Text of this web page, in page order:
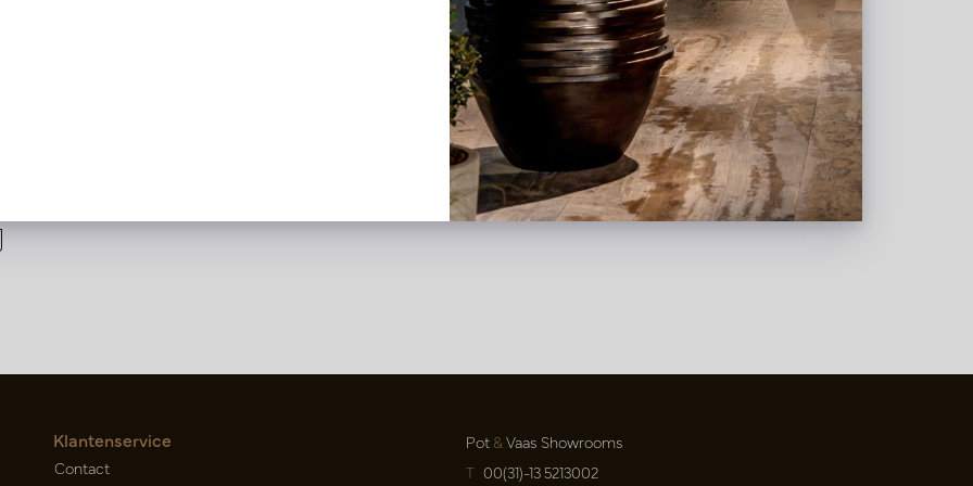
Klantenservice
Contact
Pot&Vaas Showrooms
T 00(31)-13 5213002